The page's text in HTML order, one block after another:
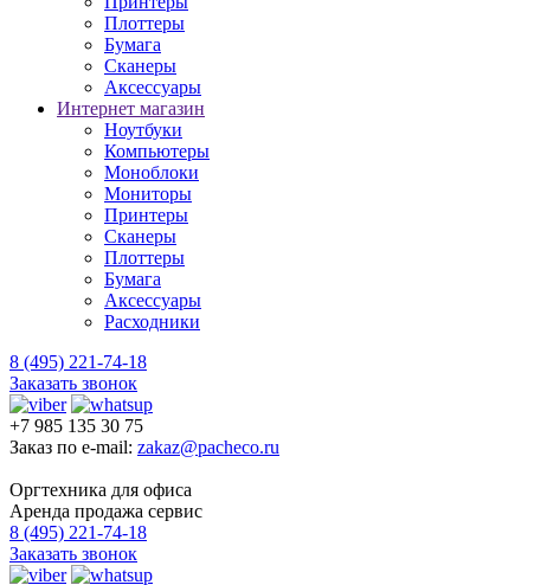
Плоттеры
Бумага
Сканеры
Аксессуары
Интернет магазин
Ноутбуки
Компьютеры
Моноблоки
Мониторы
Принтеры
Сканеры
Плоттеры
Бумага
Аксессуары
Расходники
8 (495) 221-74-18
Заказать звонок
+7 985 135 30 75
Заказ по e-mail: zakaz@pacheco.ru
Оргтехника для офиса
Аренда продажа сервис
8 (495) 221-74-18
Заказать звонок